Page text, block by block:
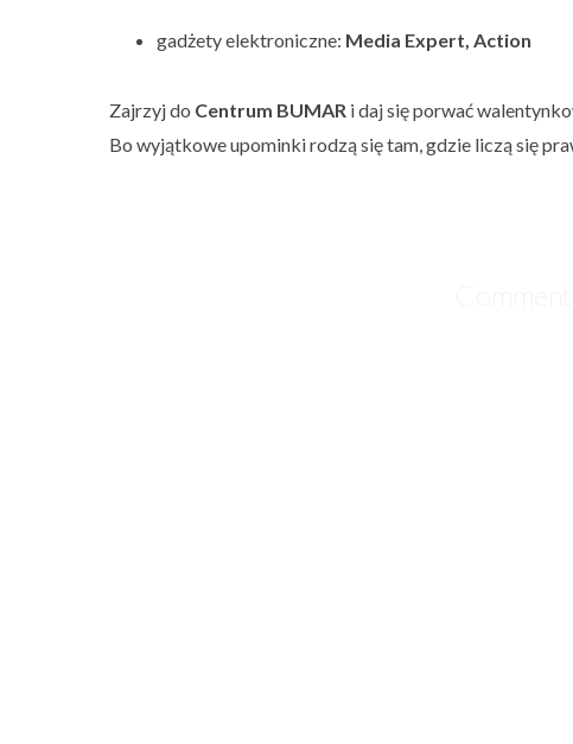
gadżety elektroniczne: Media Expert, Action
Zajrzyj do Centrum BUMAR i daj się porwać
Bo wyjątkowe upominki rodzą się tam, gdzie liczą się